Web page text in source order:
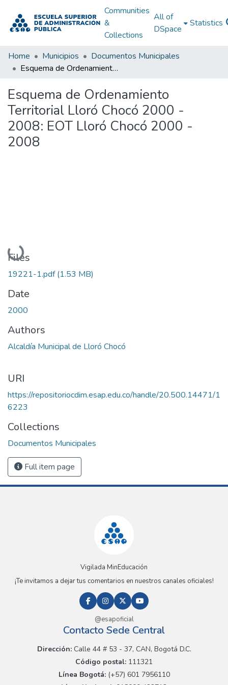
Communities
&
Collections
All of
DSpace
Statistics
Home Municipios
Documentos Municipales
Esquema de Ordenamiento Territorial Lloró Chocó 2000 - 2008: EOT Lloró Chocó 2000 - 2008
Esquema de Ordenamiento
Territorial Lloró Chocó 2000 -
2008: EOT Lloró Chocó 2000 -
2008
Loading...
Files
19221-1.pdf(1.53 MB)
Date
2000
Authors
Alcaldía Municipal de Lloró Chocó
URI
https://repositoriocdim.esap.edu.co/handle/20.500.14471/1
6223
Collections
Documentos Municipales
Full item page
Vigilada MinEducación
¡Te invitamos a dejar tus comentarios en nuestros canales oficiales!
@esapoficial
Contacto Sede Central
Dirección:Calle 44 # 53 - 37, CAN, Bogotá D.C.
Código postal: 111321
Línea Bogotá:(+57) 601 7956110